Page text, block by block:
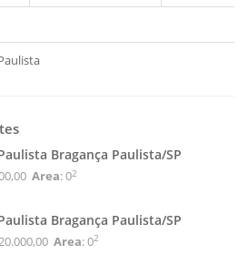
Bragança Paulista/SP
Area: 02
Bragança Paulista/SP
Area: 02